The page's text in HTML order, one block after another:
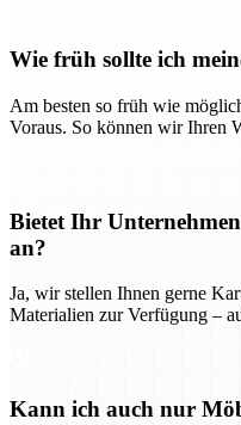
Wie früh sollte ich
Am besten so früh wie
Voraus. So können wir Ihren
Bietet Ihr
an?
Ja, wir stellen Ihnen gerne
Materialien zur Verfügung –
Kann ich auch nur